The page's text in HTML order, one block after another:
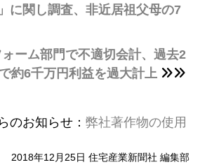
に関し調査、非近居祖父母の7
ーム部門で不適切会計、過去2
約6千万円利益を過大計上
のお知らせ： 弊社著作物の使用
2018年12月25日 住宅産業新聞社 編集部